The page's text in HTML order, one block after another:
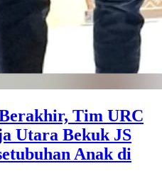
Tim URC
Utara Bekuk JS
Anak di